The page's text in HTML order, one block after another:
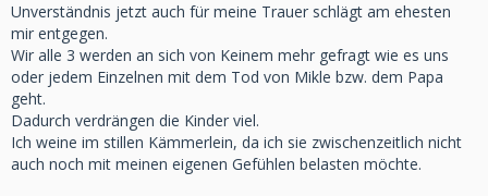
Unverständnis jetzt auch für meine Trauer schlägt am ehesten
mir entgegen.
Wir alle 3 werden an sich von Keinem mehr gefragt wie es uns
oder jedem Einzelnen mit dem Tod von Mikle bzw. dem Papa
geht.
Dadurch verdrängen die Kinder viel.
Ich weine im stillen Kämmerlein, da ich sie zwischenzeitlich nicht
auch noch mit meinen eigenen Gefühlen belasten möchte.